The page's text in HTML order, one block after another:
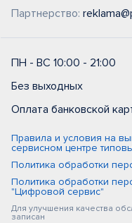
Партнерство:
ПН - ВС 10:00 - 21:00
Без выходных
Оплата банковской
Правила и условия на
сервисном центре
Политика обработки
Политика обработки
"Цифровой сервис"
Для улучшения качества
записан